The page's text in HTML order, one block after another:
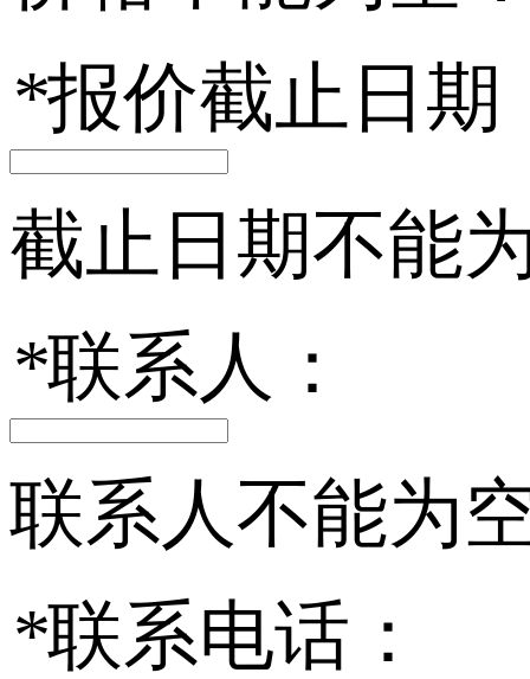
*报价截止日期
截止日期不能
*联系人：
联系人不能为
*联系电话：